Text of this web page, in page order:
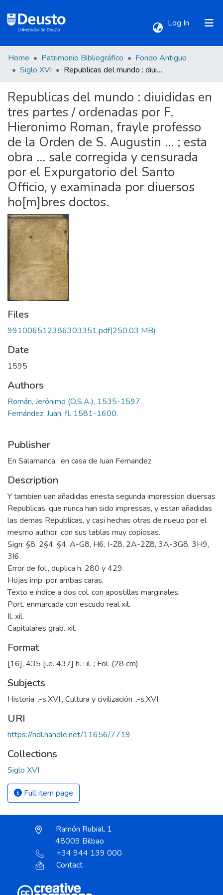
Log In (current)
Communities & Collections
All of DSpace
Statistics
Home Patrimonio Bibliográfico
Fondo Antiguo
Siglo XVI
Republicas del mundo : diuididas en tres partes / ordenadas por F. Hieronimo Roman, frayle professo de la Orden de S. Augustin ... ; esta obra ... sale corregida y censurada por el Expurgatorio del Santo Officio, y examinada por diuersos ho[m]bres doctos.
Republicas del mundo : diuididas en
tres partes / ordenadas por F.
Hieronimo Roman, frayle professo
de la Orden de S. Augustin ... ; esta
obra ... sale corregida y censurada
por el Expurgatorio del Santo
Officio, y examinada por diuersos
ho[m]bres doctos.
Files
991006512386303351.pdf(250.03 MB)
Date
1595
Authors
Román, Jerónimo (O.S.A.), 1535-1597.
Fernández, Juan, fl. 1581-1600.
Publisher
En Salamanca : en casa de Iuan Fernandez
Description
Y tambien uan añadidas enesta segunda impression diuersas
Republicas, que nunca han sido impressas, y estan añadidas
las demas Republicas, y casi hechas otras de nueuo por el
mesmo author, con sus tablas muy copiosas.
Sign: §8, 2§4, §4, A-G8, H6, I-Z8, 2A-2Z8, 3A-3G8, 3H9,
3I6.
Error de fol., duplica h. 280 y 429.
Hojas imp. por ambas caras.
Texto e índice a dos col. con apostillas marginales.
Port. enmarcada con escudo real xil.
Il. xil.
Capitulares grab. xil.
Format
[16], 435 [i.e. 437] h. : il. ; Fol. (28 cm)
Subjects
Historia ..-s.XVI., Cultura y civilización ..-s.XVI
URI
https://hdl.handle.net/11656/7719
Collections
Siglo XVI
Full item page
Ramón Rubial, 1
48009 Bilbao
+34 944 139 000
Contact